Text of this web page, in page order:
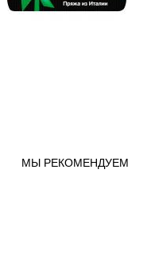
МЫ РЕКОМЕНДУЕМ